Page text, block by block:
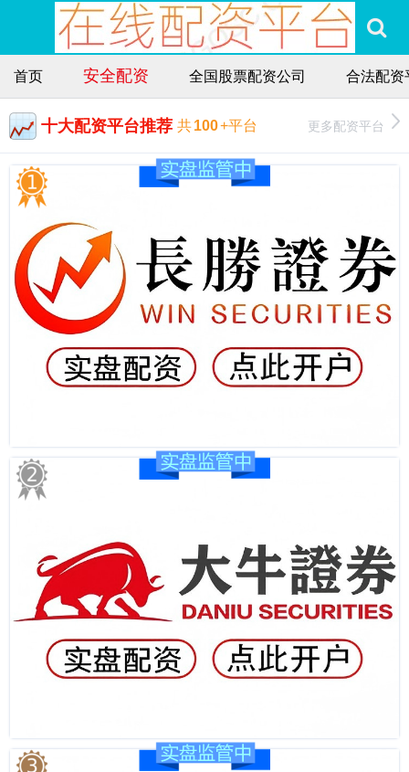
首页 安全配资 全国股票配资公司 合法配资
十大配资平台推荐 共100+平台 更多配资平台